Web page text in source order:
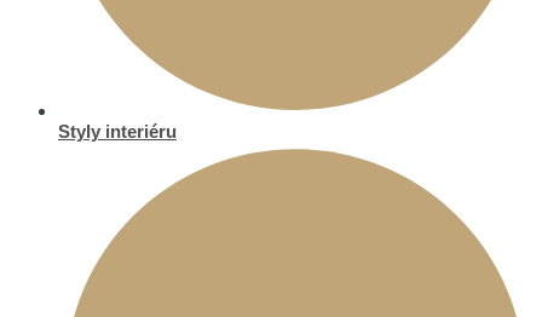
Styly interiéru